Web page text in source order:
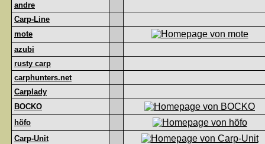
andre
Carp-Line
mote
azubi
rusty carp
carphunters.net
Carplady
BOCKO
höfo
Carp-Unit